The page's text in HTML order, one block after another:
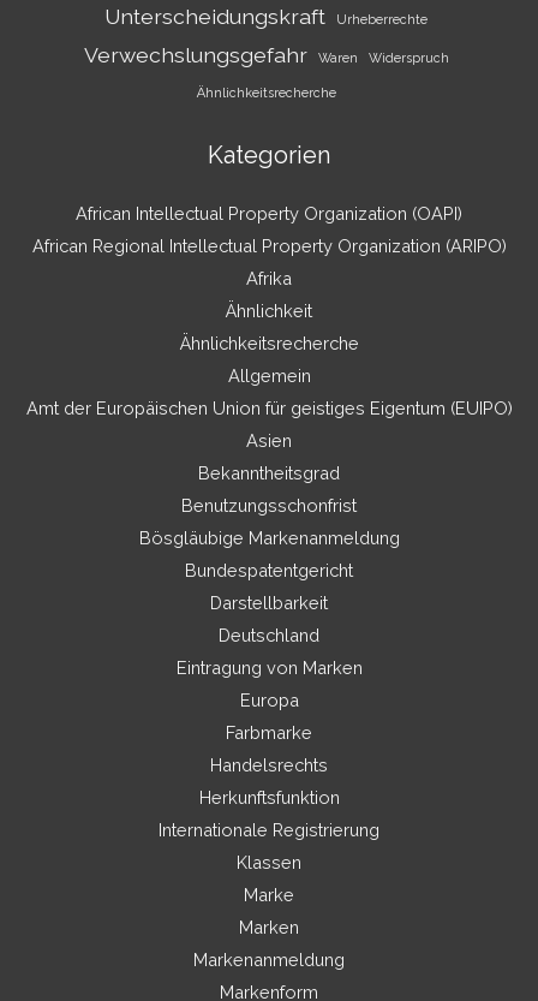
Unterscheidungskraft Urheberrechte
Verwechslungsgefahr Waren Widerspruch
Ähnlichkeitsrecherche
Kategorien
African Intellectual Property Organization (OAPI)
African Regional Intellectual Property Organization (ARIPO)
Afrika
Ähnlichkeit
Ähnlichkeitsrecherche
Allgemein
Amt der Europäischen Union für geistiges Eigentum (EUIPO)
Asien
Bekanntheitsgrad
Benutzungsschonfrist
Bösgläubige Markenanmeldung
Bundespatentgericht
Darstellbarkeit
Deutschland
Eintragung von Marken
Europa
Farbmarke
Handelsrechts
Herkunftsfunktion
Internationale Registrierung
Klassen
Marke
Marken
Markenanmeldung
Markenform